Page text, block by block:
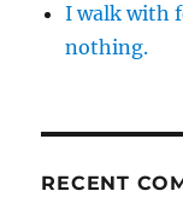
I walk with
nothing.
RECENT